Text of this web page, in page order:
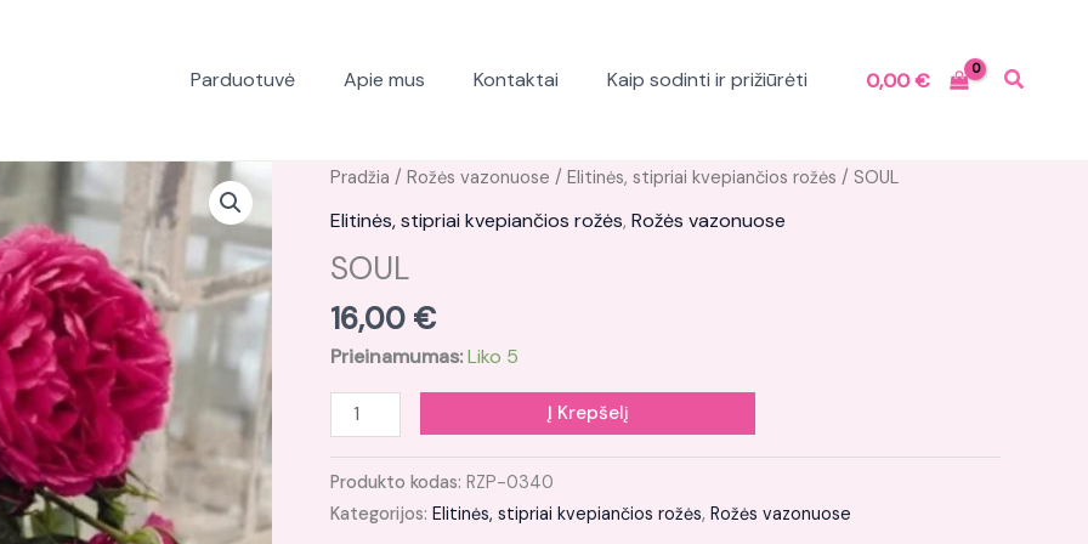
Parduotuvė Apie mus Kontaktai Kaip sodinti ir prižiūrėti 0,00€
Pradžia / Rožės vazonuose / Elitinės, stipriai kvepiančios rožės / SOUL
Elitinės, stipriai kvepiančios rožės, Rožės vazonuose
SOUL
16,00 €
Prieinamumas:Liko 5
produkto
Į Krepšelį
Produkto kodas: RZP-0340
Kategorijos: Elitinės, stipriai kvepiančios rožės, Rožės vazonuose